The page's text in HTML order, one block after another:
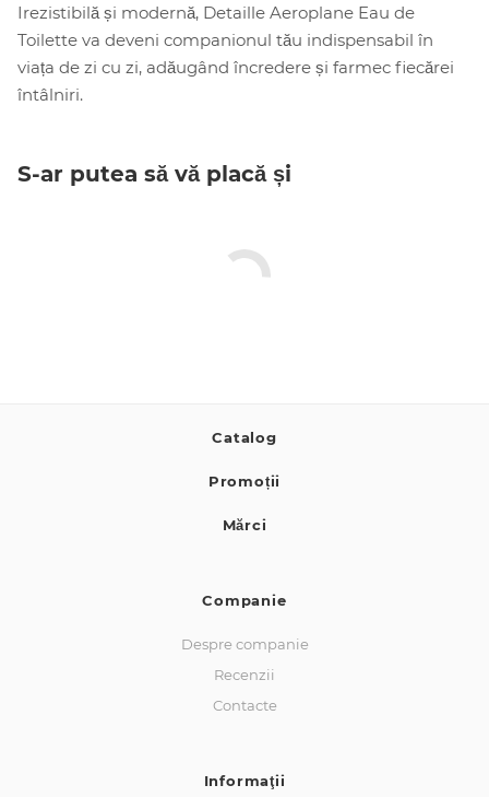
Irezistibilă și modernă, Detaille Aeroplane Eau de
Toilette va deveni companionul tău indispensabil în
viața de zi cu zi, adăugând încredere și farmec fiecărei
întâlniri.
S-ar putea să vă placă și
Catalog
Promoții
Mărci
Companie
Despre companie
Recenzii
Contacte
Informaţii